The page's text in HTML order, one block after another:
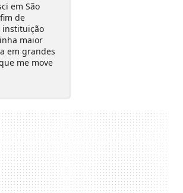
em São
de
instituição
maior
em grandes
me move